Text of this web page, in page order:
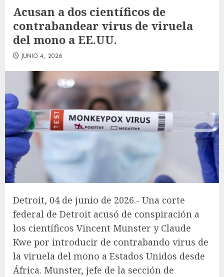
Acusan a dos científicos de
contrabandear virus de viruela
del mono a EE.UU.
JUNIO 4, 2026
Detroit, 04 de junio de 2026.- Una corte
federal de Detroit acusó de conspiración a
los científicos Vincent Munster y Claude
Kwe por introducir de contrabando virus de
la viruela del mono a Estados Unidos desde
África. Munster, jefe de la sección de